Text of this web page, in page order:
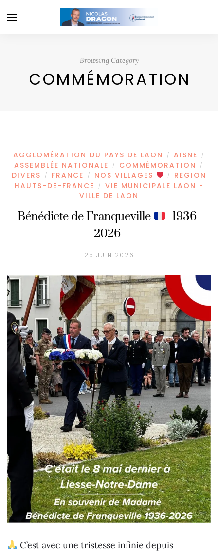
Browsing Category
COMMÉMORATION
AGGLOMÉRATION DU PAYS DE LAON / AISNE /
ASSEMBLÉE NATIONALE / COMMÉMORATION /
DIVERS / FRANCE / NOS VILLAGES /
RÉGION
HAUTS-DE-FRANCE
/
VIE MUNICIPALE LAON -
VILLE DE LAON
Bénédicte de Franqueville
- 1936-
2026-
25 JUIN 2026
C’est avec une tristesse infinie depuis